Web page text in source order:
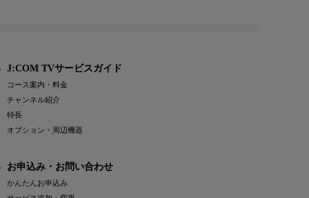
J:COM TVサービスガイド
コース案内・料金
チャンネル紹介
特長
オプション・周辺機器
お申込み・お問い合わせ
かんたんお申込み